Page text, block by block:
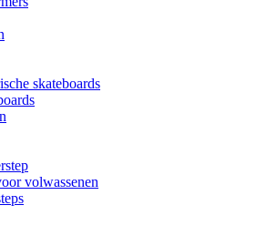
skateboards
volwassenen